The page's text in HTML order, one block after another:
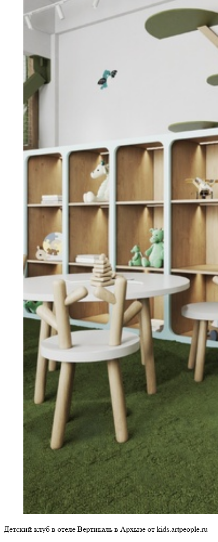
Детский клуб в отеле Вертикаль в Архызе от kids.artpeople.ru